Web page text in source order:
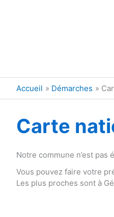
Accueil Démarches
Carte
Notre commune n’est pas
Vous pouvez faire votre
Les plus proches sont à